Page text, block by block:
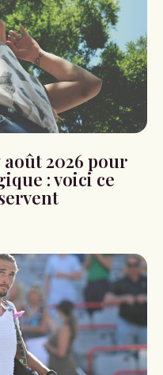
2026 pour
: voici ce